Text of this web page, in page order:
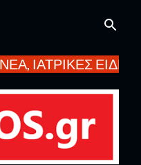
ΙΑΤΡΙΚΕΣ